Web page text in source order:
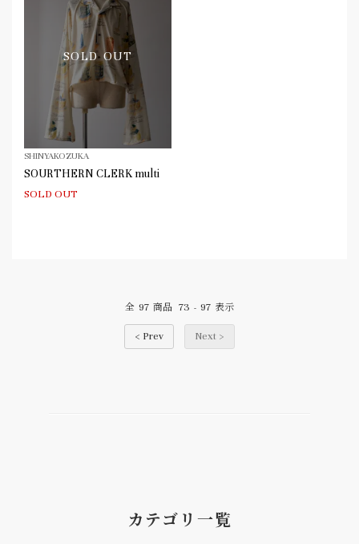
SOLD OUT
SHINYAKOZUKA
SOURTHERN CLERK multi
SOLD OUT
全 97 商品 73 - 97 表示
< Prev Next >
カテゴリ一覧